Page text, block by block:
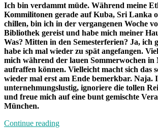
Ich bin verdammt müde. Während meine
Kommilitonen gerade auf Kuba, Sri Lanka
chillen, bin ich in der vergangenen Woche
Bibliothek gereist und habe mich meiner
Was? Mitten in den Semesterferien? Ja, ich
habe ich mal wieder zu spät angefangen.
mich während der lauen Sommerwochen in
aufraffen können. Vielleicht macht sich das
wieder mal erst am Ende bemerkbar. Naja.
unternehmungslustig, ignoriere die tollen
und freue mich auf eine bunt gemischte
München.
Continue reading„Von